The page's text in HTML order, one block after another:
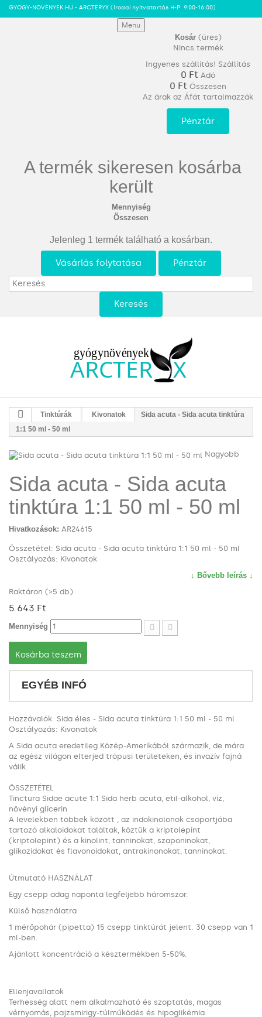
GYOGY-NOVENYEK.HU - ARCTERYX (Irodai nyitvatartás H-P: 9:00-16:00)
Menu
Kosár (üres)
Nincs termék
Ingyenes szállítás! Szállítás
0 Ft‎ Adó
0 Ft‎ Összesen
Az árak az Áfát tartalmazzák
Pénztár
A termék sikeresen kosárba
került
Mennyiség
Összesen
Jelenleg 1 termék található a kosárban.
Vásárlás folytatása Pénztár
Keresés
Tinktúrák Kivonatok
Sida acuta - Sida acuta tinktúra
1:1 50 ml - 50 ml
Nagyobb
Sida acuta - Sida acuta
tinktúra 1:1 50 ml - 50 ml
Hivatkozások: AR24615
Összetétel: Sida acuta - Sida acuta tinktúra 1:1 50 ml - 50 ml
Osztályozás: Kivonatok
↓ Bővebb leírás ↓
Raktáron (>5 db)
5 643 Ft‎
Mennyiség
Kosárba teszem
EGYÉB INFÓ
Hozzávalók: Sida éles - Sida acuta tinktúra 1:1 50 ml - 50 ml
Osztályozás: Kivonatok
A Sida acuta eredetileg Közép-Amerikából származik, de mára
az egész világon elterjed trópusi területeken, és invazív fajná
válik.
ÖSSZETÉTEL
Tinctura Sidae acute 1:1 Sida herb acuta, etil-alkohol, víz,
növényi glicerin
A levelekben többek között , az indokinolonok csoportjába
tartozó alkaloidokat találtak, köztük a kriptolepint
(kriptolepint) és a kinolint, tanninokat, szaponinokat,
glikozidokat és flavonoidokat, antrakinonokat, tanninokat.
Útmutató HASZNÁLAT
Egy csepp adag naponta legfeljebb háromszor.
Külső használatra
1 mérőpohár (pipetta) 15 csepp tinktúrát jelent. 30 csepp van 1
ml-ben.
Ajánlott koncentráció a késztermékben 5-50%.
Ellenjavallatok
Terhesség alatt nem alkalmazható és szoptatás, magas
vérnyomás, pajzsmirigy-túlműködés és hipoglikémia.